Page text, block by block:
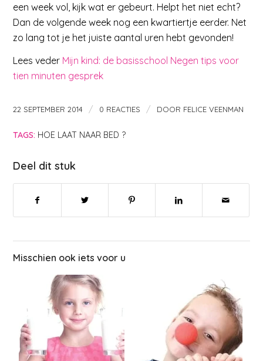
een week vol, kijk wat er gebeurt. Helpt het niet echt?
Dan de volgende week nog een kwartiertje eerder. Net
zo lang tot je het juiste aantal uren hebt gevonden!
Lees veder Mijn kind: de basisschool Negen tips voor
tien minuten gesprek
22 SEPTEMBER 2014 / 0 REACTIES / DOOR FELICE VEENMAN
TAGS: HOE LAAT NAAR BED ?
Deel dit stuk
Misschien ook iets voor u